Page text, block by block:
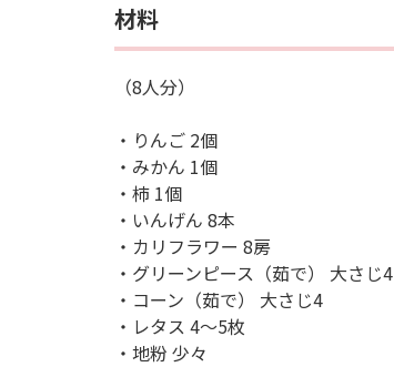
材料
（8人分）
・りんご 2個
・みかん 1個
・柿 1個
・いんげん 8本
・カリフラワー 8房
・グリーンピース（茹で） 大さじ4
・コーン（茹で） 大さじ4
・レタス 4～5枚
・地粉 少々